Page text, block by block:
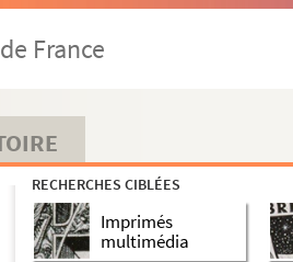
France
RECHERCHES CIBLÉES
Imprimés
multimédia